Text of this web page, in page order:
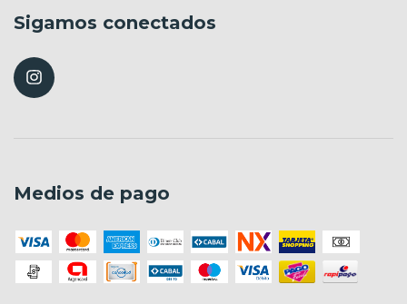
Sigamos conectados
Medios de pago